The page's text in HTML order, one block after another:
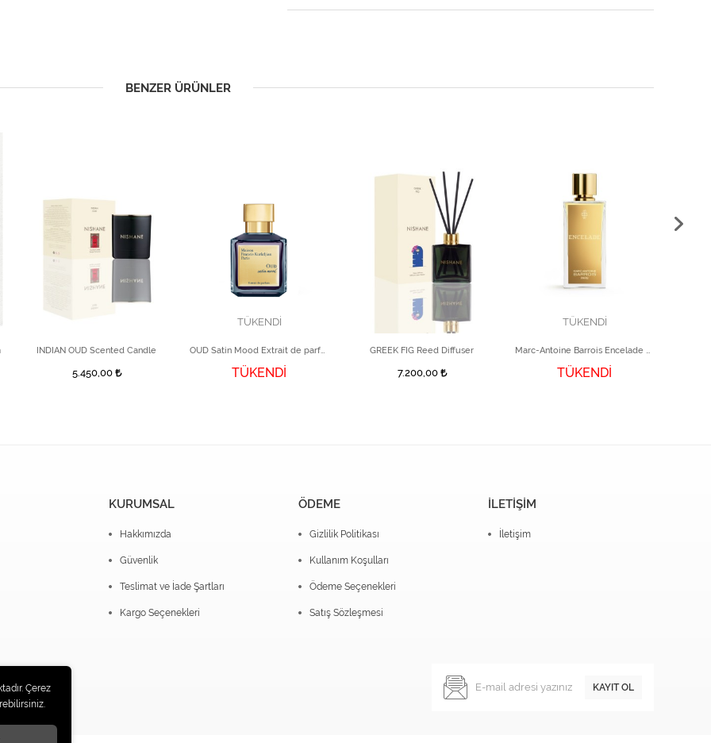
BENZER ÜRÜNLER
INDIAN OUD Scented Candle
5.450,00
TÜKENDİ
TÜKENDİ
GREEK FIG Reed Diffuser
7.200,00
TÜKENDİ
TÜKENDİ
KURUMSAL
Hakkımızda
Güvenlik
Teslimat ve İade Şartları
Kargo Seçenekleri
ÖDEME
Gizlilik Politikası
Kullanım Koşulları
Ödeme Seçenekleri
Satış Sözleşmesi
İLETİŞİM
İletişim
KAYIT OL
Çerez